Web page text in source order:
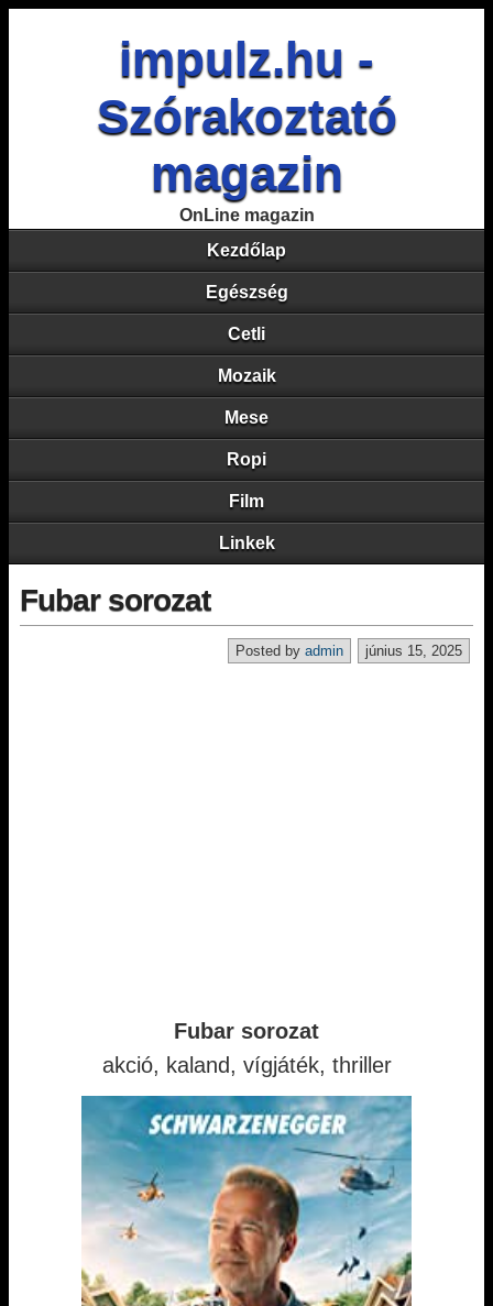
impulz.hu -
Szórakoztató
magazin
OnLine magazin
Kezdőlap
Egészség
Cetli
Mozaik
Mese
Ropi
Film
Linkek
Fubar sorozat
június 15, 2025
Posted by admin
Fubar sorozat
akció, kaland, vígjáték, thriller